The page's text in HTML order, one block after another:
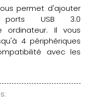
permet d'ajouter
ports USB 3.0
ordinateur. Il vous
4 périphériques
avec les